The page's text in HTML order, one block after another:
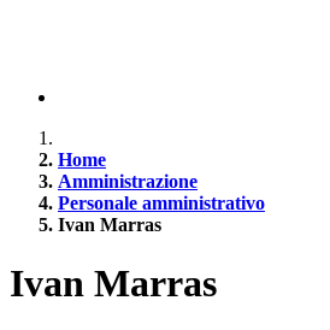
Home
Amministrazione
Personale amministrativo
Ivan Marras
Ivan Marras